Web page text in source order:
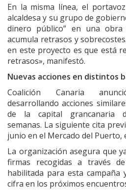
En la misma línea, el
alcaldesa y su grupo de
dinero público” en una obra
acumula retrasos y
en este proyecto es que está
retrasos», manifestó.
Nuevas acciones en distintos
Coalición Canaria
desarrollando acciones
de la capital grancanaria
semanas. La siguiente cita
junio en el Mercado del Puerto,
La organización asegura que
firmas recogidas a través
habilitada para esta campaña
cifra en los próximos